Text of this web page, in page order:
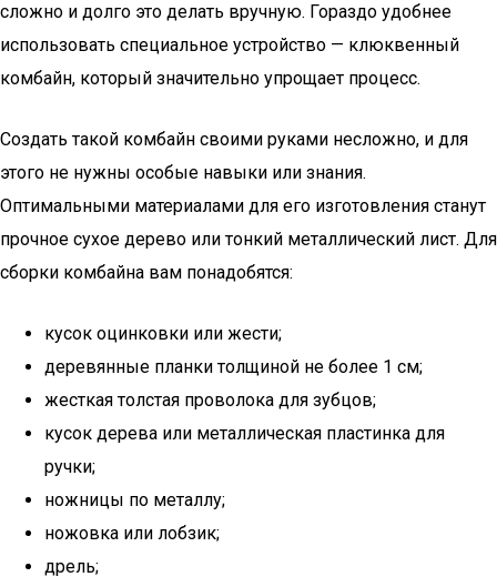
сложно и долго это делать вручную. Гораздо удобнее
использовать специальное устройство — клюквенный
комбайн, который значительно упрощает процесс.
Создать такой комбайн своими руками несложно, и для
этого не нужны особые навыки или знания.
Оптимальными материалами для его изготовления станут
прочное сухое дерево или тонкий металлический лист. Для
сборки комбайна вам понадобятся:
кусок оцинковки или жести;
деревянные планки толщиной не более 1 см;
жесткая толстая проволока для зубцов;
кусок дерева или металлическая пластинка для
ручки;
ножницы по металлу;
ножовка или лобзик;
дрель;